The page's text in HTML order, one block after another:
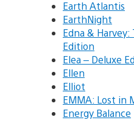
Earth Atlantis
EarthNight
Edna &
Edition
Elea – Deluxe
Ellen
Elliot
EMMA: Lost in
Energy Balance